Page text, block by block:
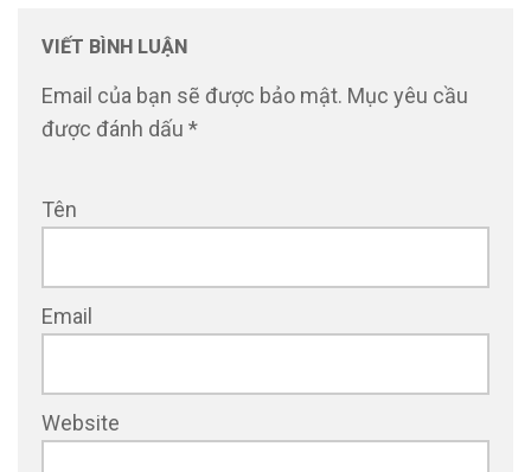
VIẾT BÌNH LUẬN
Email của bạn sẽ được bảo mật. Mục yêu cầu
được đánh dấu *
Tên
Email
Website